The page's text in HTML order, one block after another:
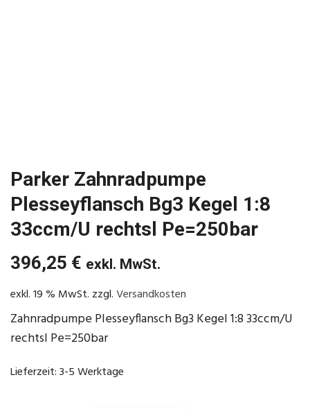
Parker Zahnradpumpe
Plesseyflansch Bg3 Kegel 1:8
33ccm/U rechtsl Pe=250bar
396,25 € exkl. MwSt.
exkl. 19 % MwSt. zzgl.Versandkosten
Zahnradpumpe Plesseyflansch Bg3 Kegel 1:8 33ccm/U
rechtsl Pe=250bar
Lieferzeit:3-5 Werktage